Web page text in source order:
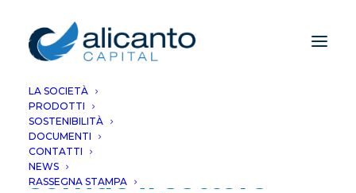
LA SOCIETÀ
PRODOTTI
SOSTENIBILITÀ
DOCUMENTI
CONTATTI
NEWS
RASSEGNA STAMPA
Prosegue la
rotazione: ora
sorride il settore